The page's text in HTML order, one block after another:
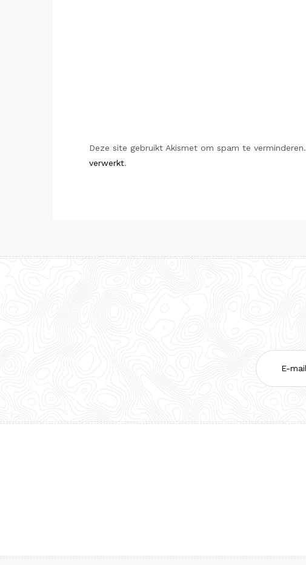
Deze site gebruikt Akismet om spam te verminderen.
verwerkt.
E-
mailadres